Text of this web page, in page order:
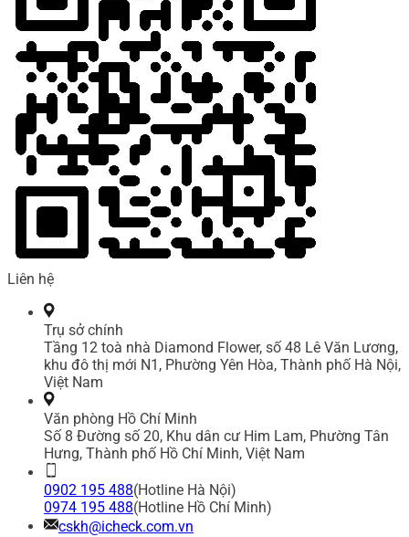
Liên hệ
Trụ sở chính
Tầng 12 toà nhà Diamond Flower, số 48 Lê Văn Lương,
khu đô thị mới N1, Phường Yên Hòa, Thành phố Hà Nội,
Việt Nam
Văn phòng Hồ Chí Minh
Số 8 Đường số 20, Khu dân cư Him Lam, Phường Tân
Hưng, Thành phố Hồ Chí Minh, Việt Nam
0902 195 488(Hotline Hà Nội)
0974 195 488(Hotline Hồ Chí Minh)
cskh@icheck.com.vn